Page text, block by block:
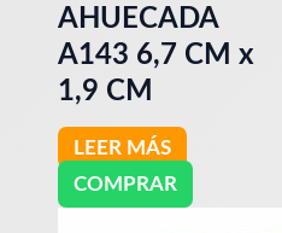
AHUECADA
A143 6,7 CM x
1,9 CM
LEER MÁS
COMPRAR